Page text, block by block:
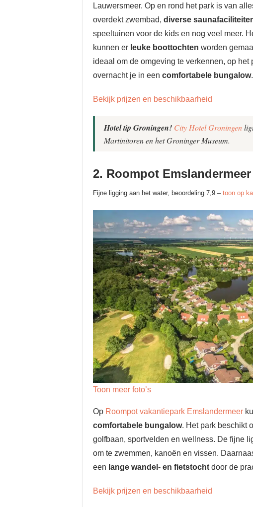
Lauwersmeer. Op en rond het park is van
overdekt zwembad, diverse
speeltuinen voor de kids en nog veel meer.
kunnen er leuke boottochten worden
ideaal om de omgeving te verkennen, op
overnacht je in een comfortabele bungalow
Bekijk prijzen en beschikbaarheid
Hotel tip Groningen! City Hotel Groningen
Martinitoren en het Groninger Museum.
2. Roompot Emslandermeer
Fijne ligging aan het water, beoordeling 7,9 – toon op
Toon meer foto’s
Op Roompot vakantiepark Emslandermeer
comfortabele bungalow. Het park beschikt
golfbaan, sportvelden en wellness. De fijne
om te zwemmen, kanoën en vissen.
een lange wandel- en fietstocht door de
Bekijk prijzen en beschikbaarheid